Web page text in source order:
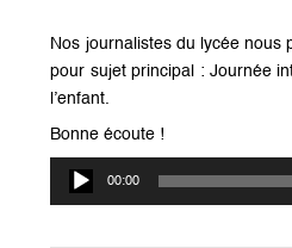
Nos journalistes du lycée nous
pour sujet principal : Journée
l’enfant.
Bonne écoute !
Lecteur
audio
00:00